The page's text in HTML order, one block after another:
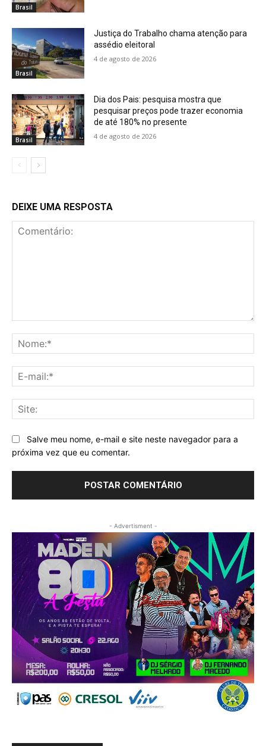
Brasil
Brasil
Justiça do Trabalho chama atenção para
assédio eleitoral
4 de agosto de 2026
Brasil
Dia dos Pais: pesquisa mostra que
pesquisar preços pode trazer economia
de até 180% no presente
4 de agosto de 2026
DEIXE UMA RESPOSTA
Salve meu nome, e-mail e site neste navegador para a
próxima vez que eu comentar.
- Advertisment -